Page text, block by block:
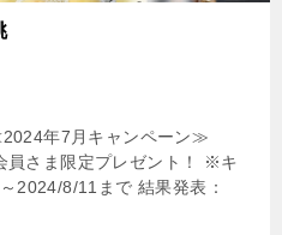
年7月キャンペーン≫
員さま限定プレゼント！ ※キ
2024/8/11まで 結果発表：